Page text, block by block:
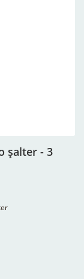
şalter - 3